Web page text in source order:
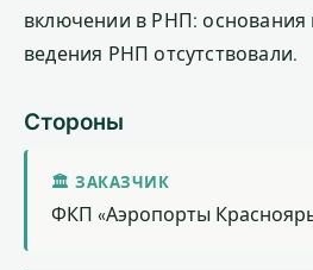
включении в РНП: основания
ведения РНП отсутствовали.
Стороны
🏛 ЗАКАЗЧИК
ФКП «Аэропорты